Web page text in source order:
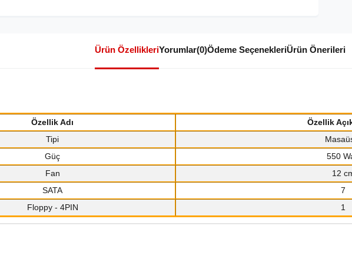
Ürün ÖzellikleriYorumlar(0)Ödeme SeçenekleriÜrün Önerileri
Özellik Adı
Özellik
Tipi
Güç
550
Fan
12
SATA
7
Floppy - 4PIN
1